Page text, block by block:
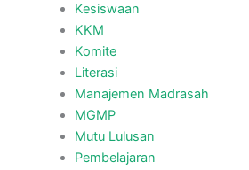
Kesiswaan
KKM
Komite
Literasi
Manajemen Madrasah
MGMP
Mutu Lulusan
Pembelajaran